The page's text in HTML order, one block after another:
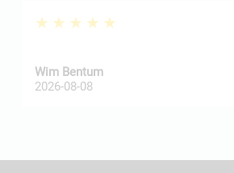
★★★★★
Wim Bentum
2026-08-08